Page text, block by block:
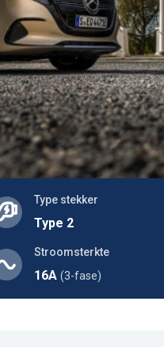
Type stekker
Type 2
Stroomsterkte
16A (3-fase)